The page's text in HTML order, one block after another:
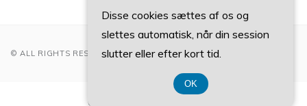
© ALL RIGHTS RESERVED 2022
CVR-Nummer 374 077 39
Disse cookies sættes af os og
slettes automatisk, når din session
slutter eller efter kort tid.
OK